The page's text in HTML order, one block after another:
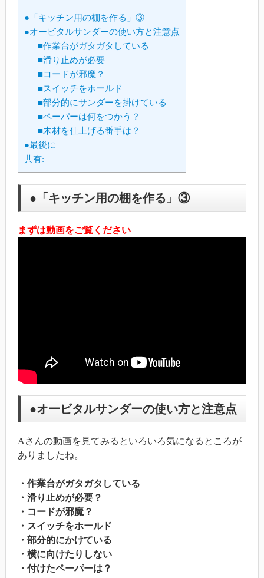
●「キッチン用の棚を作る」③
●オービタルサンダーの使い方と注意点
■作業台がガタガタしている
■滑り止めが必要
■コードが邪魔？
■スイッチをホールド
■部分的にサンダーを掛けている
■ペーパーは何をつかう？
■木材を仕上げる番手は？
●最後に
共有:
●「キッチン用の棚を作る」③
まずは動画をご覧ください
●オービタルサンダーの使い方と注意点
Aさんの動画を見てみるといろいろ気になるところが
ありましたね。
・作業台がガタガタしている
・滑り止めが必要？
・コードが邪魔？
・スイッチをホールド
・部分的にかけている
・横に向けたりしない
・付けたペーパーは？